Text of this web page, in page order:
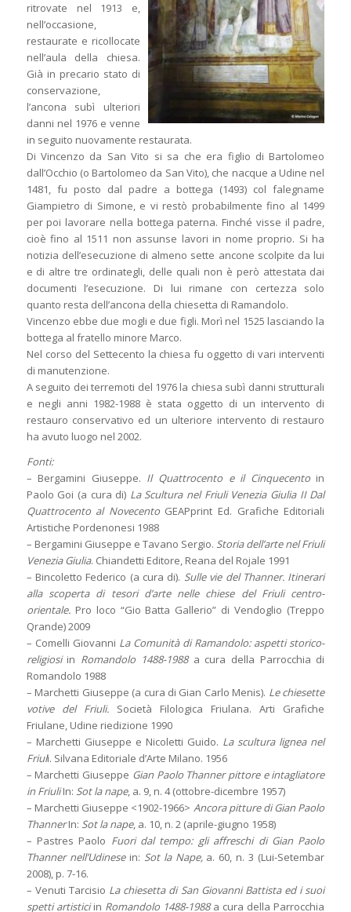
ritrovate nel 1913 e,
nell’occasione,
restaurate e ricollocate
nell’aula della chiesa.
Già in precario stato di
conservazione,
l’ancona subì ulteriori
danni nel 1976 e venne
in seguito nuovamente restaurata.
Di Vincenzo da San Vito si sa che era figlio di Bartolomeo
dall’Occhio (o Bartolomeo da San Vito), che nacque a Udine nel
1481, fu posto dal padre a bottega (1493) col falegname
Giampietro di Simone, e vi restò probabilmente fino al 1499
per poi lavorare nella bottega paterna. Finché visse il padre,
cioè fino al 1511 non assunse lavori in nome proprio. Si ha
notizia dell’esecuzione di almeno sette ancone scolpite da lui
e di altre tre ordinategli, delle quali non è però attestata dai
documenti l’esecuzione. Di lui rimane con certezza solo
quanto resta dell’ancona della chiesetta di Ramandolo.
Vincenzo ebbe due mogli e due figli. Morì nel 1525 lasciando la
bottega al fratello minore Marco.
Nel corso del Settecento la chiesa fu oggetto di vari interventi
di manutenzione.
A seguito dei terremoti del 1976 la chiesa subì danni strutturali
e negli anni 1982-1988 è stata oggetto di un intervento di
restauro conservativo ed un ulteriore intervento di restauro
ha avuto luogo nel 2002.
Fonti:
– Bergamini Giuseppe. Il Quattrocento e il Cinquecentoin
Paolo Goi (a cura di) La Scultura nel Friuli Venezia Giulia II Dal
Quattrocento al NovecentoGEAPprint Ed. Grafiche Editoriali
Artistiche Pordenonesi 1988
– Bergamini Giuseppe e Tavano Sergio. Storia dell’arte nel Friuli
Venezia Giulia. Chiandetti Editore, Reana del Rojale 1991
– Bincoletto Federico (a cura di). Sulle vie del Thanner. Itinerari
alla scoperta di tesori d’arte nelle chiese del Friuli centro-
orientale.Pro loco “Gio Batta Gallerio” di Vendoglio (Treppo
Qrande) 2009
– Comelli Giovanni La Comunità di Ramandolo: aspetti storico-
religiosiin Romandolo 1488-1988a cura della Parrocchia di
Romandolo 1988
– Marchetti Giuseppe (a cura di Gian Carlo Menis). Le chiesette
votive del Friuli.Società Filologica Friulana. Arti Grafiche
Friulane, Udine riedizione 1990
– Marchetti Giuseppe e Nicoletti Guido. La scultura lignea nel
Friuli. Silvana Editoriale d’Arte Milano. 1956
– Marchetti Giuseppe Gian Paolo Thanner pittore e intagliatore
in FriuliIn: Sot la nape, a. 9, n. 4 (ottobre-dicembre 1957)
– Marchetti Giuseppe <1902-1966> Ancora pitture di Gian Paolo
ThannerIn: Sot la nape, a. 10, n. 2 (aprile-giugno 1958)
– Pastres Paolo Fuori dal tempo: gli affreschi di Gian Paolo
Thanner nell’Udinesein: Sot la Nape,a. 60, n. 3 (Lui-Setembar
2008), p. 7-16.
– Venuti Tarcisio La chiesetta di San Giovanni Battista ed i suoi
spetti artisticiin Romandolo 1488-1988a cura della Parrocchia